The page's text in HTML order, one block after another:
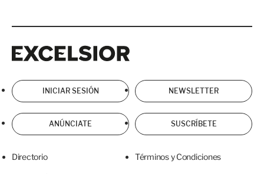
INICIAR SESIÓN NEWSLETTER
ANÚNCIATE SUSCRÍBETE
Directorio Términos y Condiciones